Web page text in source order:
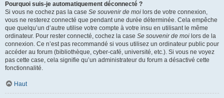
Pourquoi suis-je automatiquement déconnecté ?
Si vous ne cochez pas la case Se souvenir de moi lors de votre connexion,
vous ne resterez connecté que pendant une durée déterminée. Cela empêche
que quelqu’un d’autre utilise votre compte à votre insu en utilisant le même
ordinateur. Pour rester connecté, cochez la case Se souvenir de moi lors de la
connexion. Ce n’est pas recommandé si vous utilisez un ordinateur public pour
accéder au forum (bibliothèque, cyber-café, université, etc.). Si vous ne voyez
pas cette case, cela signifie qu’un administrateur du forum a désactivé cette
fonctionnalité.
Haut